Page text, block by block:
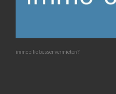
immobilie besser vermieten?